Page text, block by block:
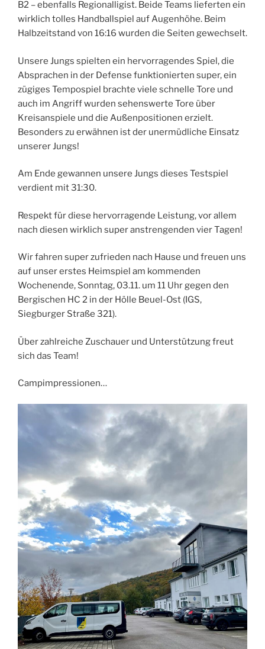
B2 – ebenfalls Regionalligist. Beide Teams lieferten ein
wirklich tolles Handballspiel auf Augenhöhe. Beim
Halbzeitstand von 16:16 wurden die Seiten gewechselt.
Unsere Jungs spielten ein hervorragendes Spiel, die
Absprachen in der Defense funktionierten super, ein
zügiges Tempospiel brachte viele schnelle Tore und
auch im Angriff wurden sehenswerte Tore über
Kreisanspiele und die Außenpositionen erzielt.
Besonders zu erwähnen ist der unermüdliche Einsatz
unserer Jungs!
Am Ende gewannen unsere Jungs dieses Testspiel
verdient mit 31:30.
Respekt für diese hervorragende Leistung, vor allem
nach diesen wirklich super anstrengenden vier Tagen!
Wir fahren super zufrieden nach Hause und freuen uns
auf unser erstes Heimspiel am kommenden
Wochenende, Sonntag, 03.11. um 11 Uhr gegen den
Bergischen HC 2 in der Hölle Beuel-Ost (IGS,
Siegburger Straße 321).
Über zahlreiche Zuschauer und Unterstützung freut
sich das Team!
Campimpressionen…